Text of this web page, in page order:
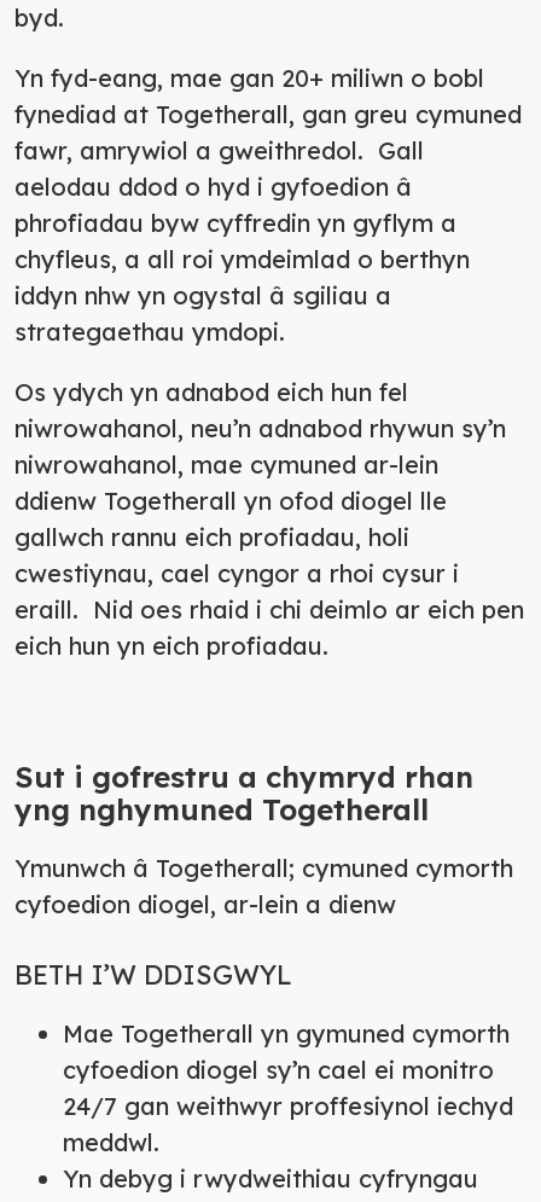
byd.
Yn fyd-eang, mae gan 20+ miliwn o bobl
fynediad at Togetherall, gan greu cymuned
fawr, amrywiol a gweithredol. Gall
aelodau ddod o hyd i gyfoedion â
phrofiadau byw cyffredin yn gyflym a
chyfleus, a all roi ymdeimlad o berthyn
iddyn nhw yn ogystal â sgiliau a
strategaethau ymdopi.
Os ydych yn adnabod eich hun fel
niwrowahanol, neu’n adnabod rhywun sy’n
niwrowahanol, mae cymuned ar-lein
ddienw Togetherall yn ofod diogel lle
gallwch rannu eich profiadau, holi
cwestiynau, cael cyngor a rhoi cysur i
eraill. Nid oes rhaid i chi deimlo ar eich pen
eich hun yn eich profiadau.
Sut i gofrestru a chymryd rhan
yng nghymuned Togetherall
Ymunwch â Togetherall; cymuned cymorth
cyfoedion diogel, ar-lein a dienw
BETH I’W DDISGWYL
Mae Togetherall yn gymuned cymorth
cyfoedion diogel sy’n cael ei monitro
24/7 gan weithwyr proffesiynol iechyd
meddwl.
Yn debyg i rwydweithiau cyfryngau